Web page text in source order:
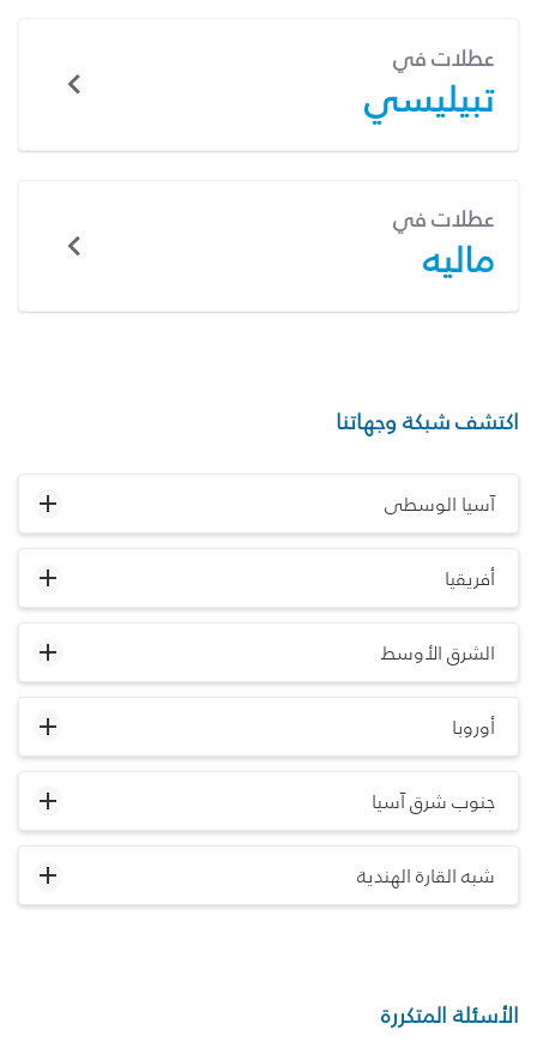
عطلات في
تبيليسي
عطلات في
ماليه
اكتشف شبكة وجهاتنا
آسيا الوسطى
أفريقيا
الشرق الأوسط
أوروبا
جنوب شرق آسيا
شبه القارة الهندية
الأسئلة المتكررة